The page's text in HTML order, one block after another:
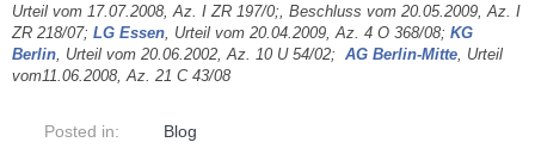
Urteil vom 17.07.2008, Az. I ZR 197/0;, Beschluss vom 20.05.2009, Az. I
ZR 218/07; LG Essen , Urteil vom 20.04.2009, Az. 4 O 368/08; KG
Berlin , Urteil vom 20.06.2002, Az. 10 U 54/02; AG Berlin-Mitte , Urteil
vom11.06.2008, Az. 21 C 43/08
Posted in: Blog